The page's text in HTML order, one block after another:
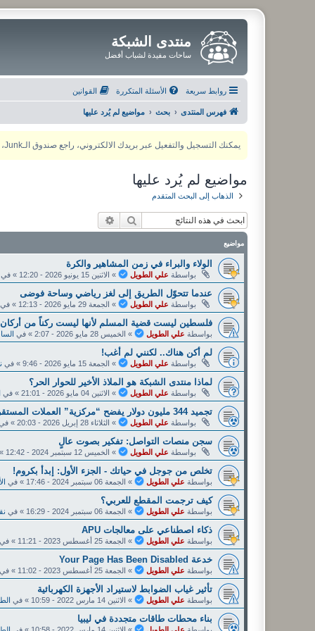
منتدى الشبكة
ساحات مفيدة لشباب أفضل
روابط سريعة الأسئلة المتكررة القوانين
فهرس المنتدى بحث مواضيع لم يُرد عليها
يمكنك التسجيل والتفعيل عبر بريدك الالكتروني، راجع صندوق الـJunk، ولأي مشكلة يمكنك التواصل مع مدير المنتدى عبر أي من وسائل التواصل الاجتماعي
مواضيع لم يُرد عليها
الذهاب إلى البحث المتقدم
بحث
مواضيع
الولاء والبراء في زمن المشاهير والكرة
بواسطة علي الطويل » الاثنين 15 يونيو 2026 - 12:20 » في
عندما تتحوّل الطريق إلى لغز رياضي وساحة فوضى
بواسطة علي الطويل » الجمعة 29 مايو 2026 - 12:13 » في
فلسطين ليست قضية المسلم لأنها ليست ركناً من أركان
بواسطة علي الطويل » الخميس 28 مايو 2026 - 2:07 » في
لم أكن هناك.. لكنني لم أغب!
بواسطة علي الطويل » الجمعة 15 مايو 2026 - 9:46 » في
لماذا منتدى الشبكة هو الملاذ الأخير للحوار الحر؟
بواسطة علي الطويل » الاثنين 04 مايو 2026 - 21:01 » في
تجميد 344 مليون دولار يفضح “مركزية” العملات المستقرة.
بواسطة علي الطويل » الثلاثاء 28 إبريل 2026 - 20:03 »
سجن منصات التواصل: تفكير بصوت عالٍ
بواسطة علي الطويل » الخميس 12 سبتمبر 2024 - 12:42
تخلص من جوجل في حياتك - الجزء الأول: إبدأ بكروم!
بواسطة علي الطويل » الجمعة 06 سبتمبر 2024 - 17:46 » في
كيف ترجمت المقطع للعربي؟
بواسطة علي الطويل » الجمعة 06 سبتمبر 2024 - 16:29 » في
ذكاء اصطناعي على معالجات APU
بواسطة علي الطويل » الجمعة 25 أغسطس 2023 - 11:21 » في
خدعة Y‌‌‌o‌‌‌u‌‌‌r‌‌‌ P‌‌‌a‌‌‌‌‌g‌‌‌‌e‌‌‌ H‌‌‌a‌‌‌‌s‌‌‌ B‌‌‌e‌‌‌e‌‌‌‌n‌‌‌ D‌‌‌i‌‌‌s‌‌‌a‌‌‌b‌‌‌l‌‌‌e‌‌‌d‌‌
بواسطة علي الطويل » الجمعة 25 أغسطس 2023 - 11:02 » في
تأثير غياب الضوابط لاستيراد الأجهزة الكهربائية
بواسطة علي الطويل » الاثنين 14 مارس 2022 - 10:59 » في
بناء محطات طاقات متجددة في ليبيا